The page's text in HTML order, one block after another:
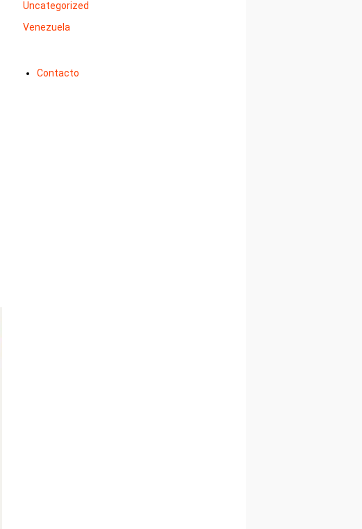
Uncategorized
Venezuela
Contacto